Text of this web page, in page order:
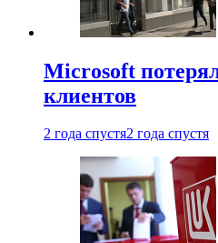
Microsoft
клиентов
2 года спустя2 года спустя